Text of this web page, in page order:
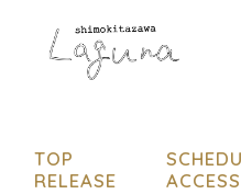
TOP
RELEASE
ACCESS